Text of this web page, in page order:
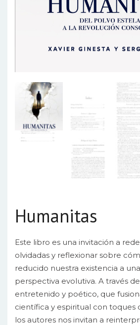
Humanitas
Este libro es una invitación a
olvidadas y reflexionar sobre
reducido nuestra existencia a
perspectiva evolutiva. A través
entretenido y poético, que
científica y espiritual con toques
los autores nos invitan a